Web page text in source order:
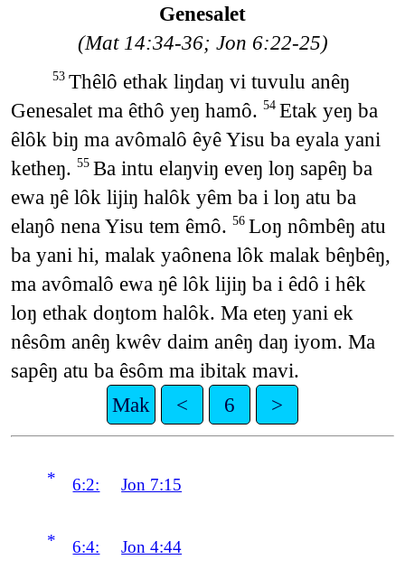
Genesalet
(Mat 14:34-36; Jon 6:22-25)
53 Thêlô ethak liŋdaŋ vi tuvulu anêŋ
Genesalet ma êthô yeŋ hamô. 54 Etak yeŋ ba
êlôk biŋ ma avômalô êyê Yisu ba eyala yani
ketheŋ. 55 Ba intu elaŋviŋ eveŋ loŋ sapêŋ ba
ewa ŋê lôk lijiŋ halôk yêm ba i loŋ atu ba
elaŋô nena Yisu tem êmô. 56 Loŋ nômbêŋ atu
ba yani hi, malak yaônena lôk malak bêŋbêŋ,
ma avômalô ewa ŋê lôk lijiŋ ba i êdô i hêk
loŋ ethak doŋtom halôk. Ma eteŋ yani ek
nêsôm anêŋ kwêv daim anêŋ daŋ iyom. Ma
sapêŋ atu ba êsôm ma ibitak mavi.
Mak
< 6 >
* 6:2: Jon 7:15
* 6:4: Jon 4:44